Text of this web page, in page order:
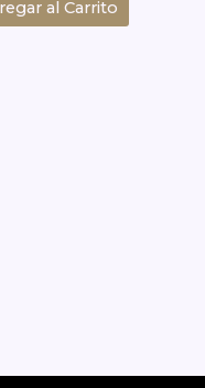
al Carrito